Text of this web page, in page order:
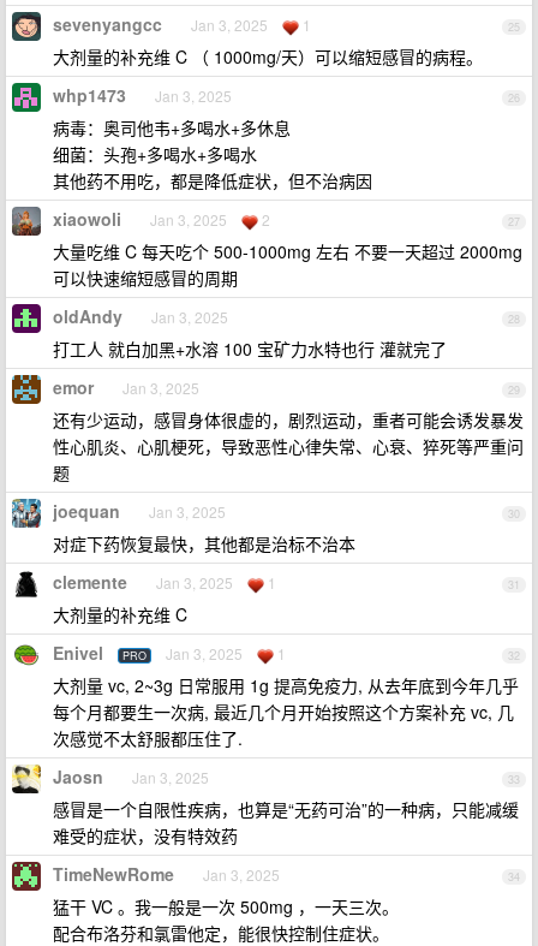
25
sevenyangcc Jan 3, 2025 1
大剂量的补充维 C （ 1000mg/天）可以缩短感冒的病程。
26
whp1473 Jan 3, 2025
病毒：奥司他韦+多喝水+多休息
细菌：头孢+多喝水+多喝水
其他药不用吃，都是降低症状，但不治病因
27
xiaowoli Jan 3, 2025 2
大量吃维 C 每天吃个 500-1000mg 左右 不要一天超过 2000mg
可以快速缩短感冒的周期
28
oldAndy Jan 3, 2025
打工人 就白加黑+水溶 100 宝矿力水特也行 灌就完了
29
emor Jan 3, 2025
还有少运动，感冒身体很虚的，剧烈运动，重者可能会诱发暴发
性心肌炎、心肌梗死，导致恶性心律失常、心衰、猝死等严重问
题
30
joequan Jan 3, 2025
对症下药恢复最快，其他都是治标不治本
31
clemente Jan 3, 2025 1
大剂量的补充维 C
32
Enivel PRO Jan 3, 2025 1
大剂量 vc, 2~3g 日常服用 1g 提高免疫力, 从去年底到今年几乎
每个月都要生一次病, 最近几个月开始按照这个方案补充 vc, 几
次感觉不太舒服都压住了.
33
Jaosn Jan 3, 2025
感冒是一个自限性疾病，也算是“无药可治”的一种病，只能减缓
难受的症状，没有特效药
34
TimeNewRome Jan 3, 2025
猛干 VC 。我一般是一次 500mg ，一天三次。
配合布洛芬和氯雷他定，能很快控制住症状。